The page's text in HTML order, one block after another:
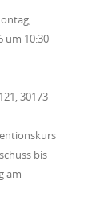
um 10:30
30173
bis
am